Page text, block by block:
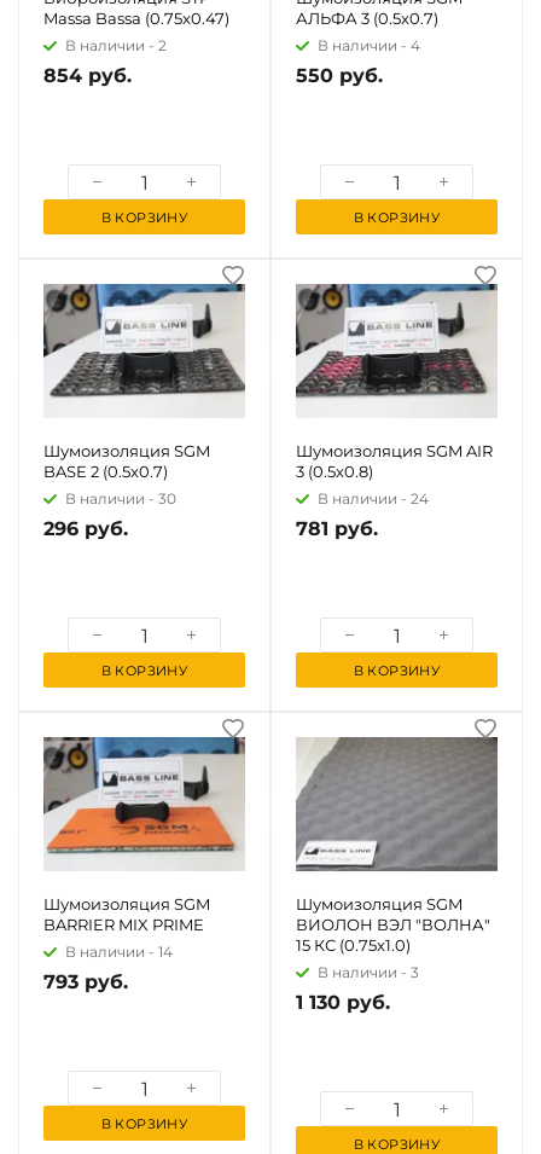
Massa Bassa (0.75x0.47)
В наличии - 2
854 руб.
В КОРЗИНУ
АЛЬФА 3 (0.5x0.7)
В наличии - 4
550 руб.
В КОРЗИНУ
Шумоизоляция SGM
BASE 2 (0.5x0.7)
В наличии - 30
296 руб.
В КОРЗИНУ
Шумоизоляция SGM AIR
3 (0.5x0.8)
В наличии - 24
781 руб.
В КОРЗИНУ
Шумоизоляция SGM
BARRIER MIX PRIME
В наличии - 14
793 руб.
В КОРЗИНУ
Шумоизоляция SGM
ВИОЛОН ВЭЛ "ВОЛНА"
15 КС (0.75x1.0)
В наличии - 3
1 130 руб.
В КОРЗИНУ